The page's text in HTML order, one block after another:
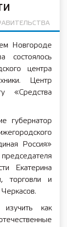
Новгороде
центра
Центр
«Средства
губернатор
Россия»
Екатерина
торговли и
как